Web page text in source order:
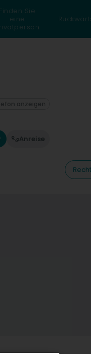
Finden Sie
eine
Anreise
anzeigen